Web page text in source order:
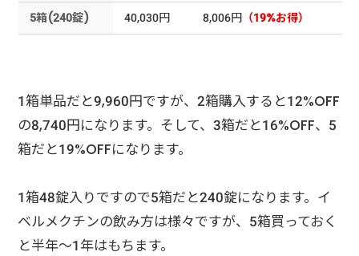
5箱(240錠) 40,030円 8,006円（19%お得）
1箱単品だと9,960円ですが、2箱購入すると12%OFF
の8,740円になります。そして、3箱だと16%OFF、5
箱だと19%OFFになります。
1箱48錠入りですので5箱だと240錠になります。イ
ベルメクチンの飲み方は様々ですが、5箱買っておく
と半年～1年はもちます。